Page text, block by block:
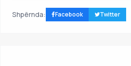
Shpërnda: Facebook Twitter